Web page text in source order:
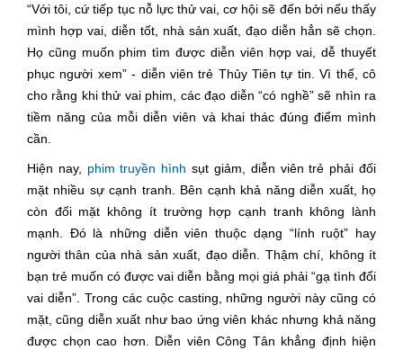
“Với tôi, cứ tiếp tục nỗ lực thử vai, cơ hội sẽ đến bởi nếu thấy
mình hợp vai, diễn tốt, nhà sản xuất, đạo diễn hẳn sẽ chọn.
Họ cũng muốn phim tìm được diễn viên hợp vai, dễ thuyết
phục người xem” - diễn viên trẻ Thủy Tiên tự tin. Vì thế, cô
cho rằng khi thử vai phim, các đạo diễn “có nghề” sẽ nhìn ra
tiềm năng của mỗi diễn viên và khai thác đúng điểm mình
cần.
Hiện nay, phim truyền hình sụt giảm, diễn viên trẻ phải đối
mặt nhiều sự cạnh tranh. Bên cạnh khả năng diễn xuất, họ
còn đối mặt không ít trường hợp cạnh tranh không lành
mạnh. Đó là những diễn viên thuộc dạng “lính ruột” hay
người thân của nhà sản xuất, đạo diễn. Thậm chí, không ít
bạn trẻ muốn có được vai diễn bằng mọi giá phải “gạ tình đổi
vai diễn”. Trong các cuộc casting, những người này cũng có
mặt, cũng diễn xuất như bao ứng viên khác nhưng khả năng
được chọn cao hơn. Diễn viên Công Tân khẳng định hiện